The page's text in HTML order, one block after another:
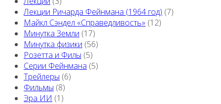
Лекции Ричарда Фейнмана (1964 год) (7)
Майкл Сэндел «Справедливость» (12)
Минутка Земли (17)
Минутка физики (56)
Розетта и Филы (5)
Серии Фейнмана (5)
Трейлеры (6)
Фильмы (8)
Эра ИИ (1)